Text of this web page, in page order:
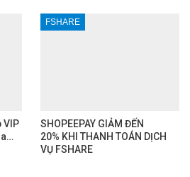
VIP
FSHARE
SHOPEEPAY GIẢM ĐẾN
20% KHI THANH TOÁN DỊCH
VỤ FSHARE